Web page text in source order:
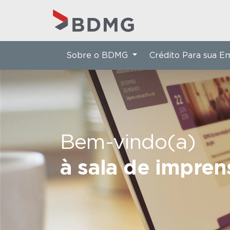
Bem-vindo(a)
à sala de
Sobre o BDMG Crédito Para sua